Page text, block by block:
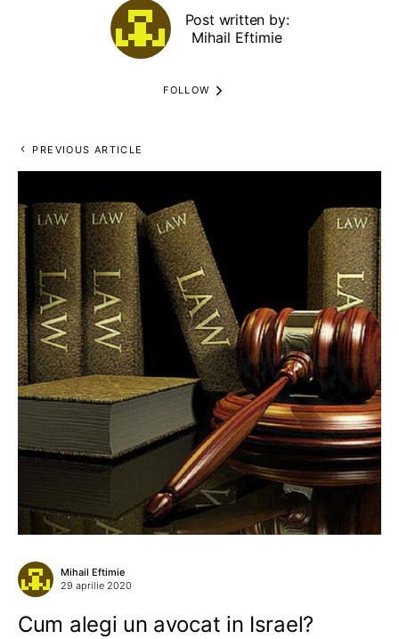
Post written by:
Mihail Eftimie
FOLLOW
PREVIOUS ARTICLE
Mihail Eftimie
29 aprilie 2020
Cum alegi un avocat in Israel?